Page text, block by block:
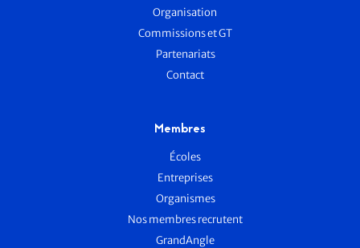
Organisation
Commissions et GT
Partenariats
Contact
Membres
Écoles
Entreprises
Organismes
Nos membres recrutent
GrandAngle